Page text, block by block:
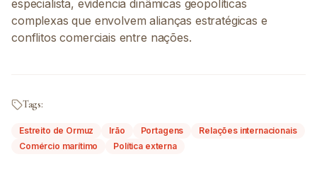
especialista, evidencia dinâmicas geopolíticas
complexas que envolvem alianças estratégicas e
conflitos comerciais entre nações.
Tags:
Estreito de Ormuz Irão Portagens
Relações internacionais
Comércio marítimo
Política externa